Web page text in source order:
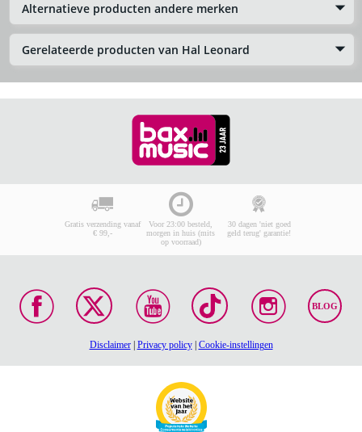
Alternatieve producten andere merken
Gerelateerde producten van Hal Leonard
Gratis verzending vanaf
€ 99,-
Voor 23:00 besteld,
morgen in huis (mits
op voorraad)
30 dagen 'niet goed
geld terug' garantie!
BLOG
Disclaimer| Privacy policy| Cookie-instellingen